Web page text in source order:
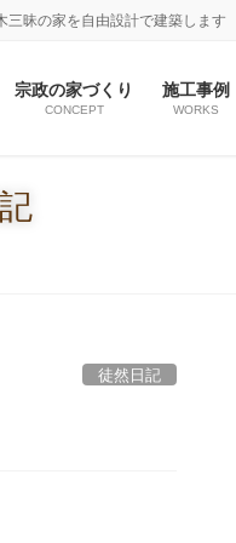
三昧の家を自由設計で建築します
宗政の家づくり
CONCEPT
施工事例
WORKS
徒然日記